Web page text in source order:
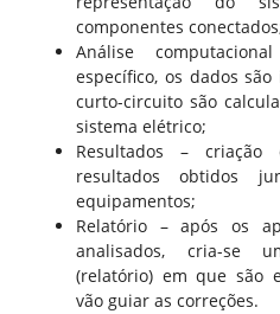
componentes
Análise
específico, os dados
curto-circuito são
sistema elétrico;
Resultados –
resultados obtidos
equipamentos;
Relatório – após os
analisados, cria-se
(relatório) em que são
vão guiar as correções.